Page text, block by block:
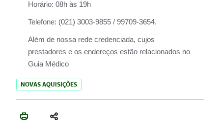
Horário: 08h às 19h
Telefone: (021) 3003-9855 / 99709-3654.
Além de nossa rede credenciada, cujos
prestadores e os endereços estão relacionados no
Guia Médico
NOVAS AQUISIÇÕES